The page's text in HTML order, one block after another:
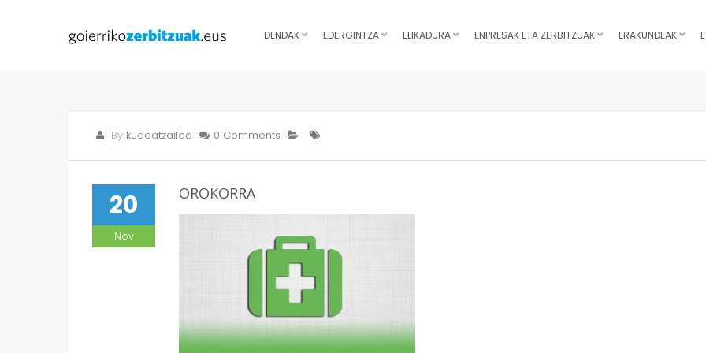
DENDAK EDERGINTZA ELIKADURA ENPRESAK ETA ZERBITZUAK ERAKUNDEAK
By kudeatzailea 0 Comments
20
Nov
OROKORRA